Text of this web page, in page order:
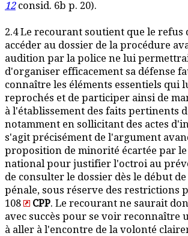
12consid. 6b p. 20).
2.4 Le recourant soutient que le refus
accéder au dossier de la procédure
audition par la police ne lui
d'organiser efficacement sa défense
connaître les éléments essentiels qui
reprochés et de participer ainsi de
à l'établissement des faits pertinents
notamment en sollicitant des actes
s'agit précisément de l'argument
proposition de minorité écartée par le
national pour justifier l'octroi au
de consulter le dossier dès le début
pénale, sous réserve des restrictions
108
CPP. Le recourant ne saurait
avec succès pour se voir reconnaître
à aller à l'encontre de la volonté